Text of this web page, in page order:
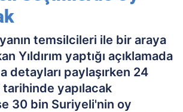
temsilcileri ile bir araya
Yıldırım yaptığı açıklamada
detayları paylaşırken 24
yapılacak
30 bin Suriyeli'nin oy